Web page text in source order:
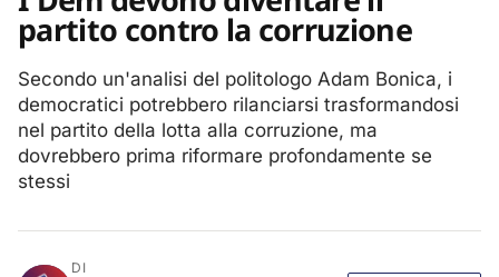
partito contro la corruzione
Secondo un'analisi del politologo Adam Bonica, i
democratici potrebbero rilanciarsi trasformandosi
nel partito della lotta alla corruzione, ma
dovrebbero prima riformare profondamente se
stessi
DI